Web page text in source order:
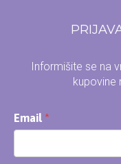
Informišite se na
kupovine
Email